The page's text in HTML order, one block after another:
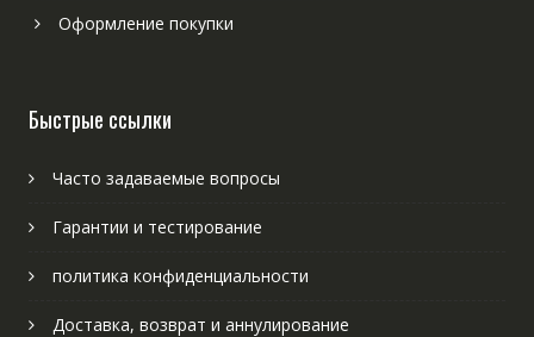
Оформление покупки
Быстрые ссылки
Часто задаваемые вопросы
Гарантии и тестирование
политика конфиденциальности
Доставка, возврат и аннулирование